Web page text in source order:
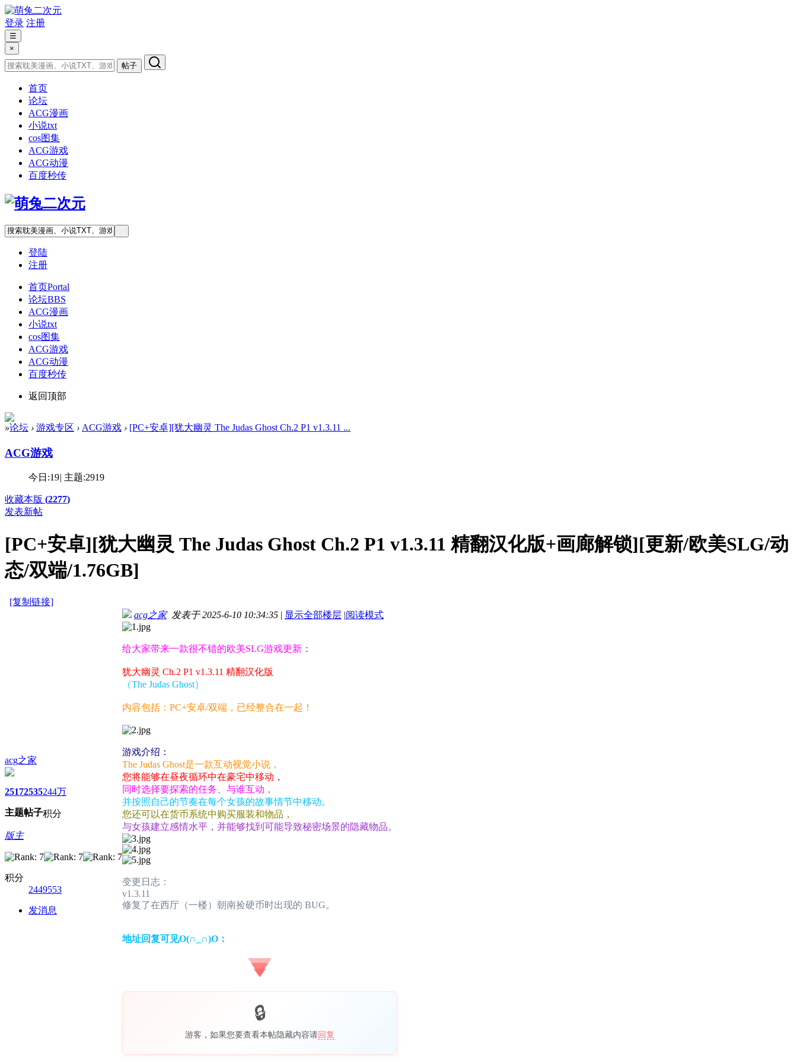
登录 注册
☰
×
帖子
首页
论坛
ACG漫画
小说txt
cos图集
ACG游戏
ACG动漫
百度秒传
登陆
注册
首页Portal
论坛BBS
ACG漫画
小说txt
cos图集
ACG游戏
ACG动漫
百度秒传
返回顶部
»论坛 › 游戏专区 › ACG游戏 › [PC+安卓][犹大幽灵 The Judas Ghost Ch.2 P1 v1.3.11 ...
ACG游戏
今日:19| 主题:2919
收藏本版 (2277)
发表新帖
[PC+安卓][犹大幽灵 The Judas Ghost Ch.2 P1 v1.3.11 精翻汉化版+画廊解锁][更新/欧美SLG/动
态/双端/1.76GB]
[复制链接]
acg之家
2517
主题
2535
帖子
244万
积分
版主
积分
2449553
发消息
acg之家发表于 2025-6-10 10:34:35 | 显示全部楼层 |阅读模式
给大家带来一款很不错的欧美SLG游戏更新：
犹大幽灵 Ch.2 P1 v1.3.11 精翻汉化版
（The Judas Ghost）
内容包括：PC+安卓/双端，已经整合在一起！
游戏介绍：
The Judas Ghost是一款互动视觉小说，
您将能够在昼夜循环中在豪宅中移动，
同时选择要探索的任务、与谁互动，
并按照自己的节奏在每个女孩的故事情节中移动。
您还可以在货币系统中购买服装和物品，
与女孩建立感情水平，并能够找到可能导致秘密场景的隐藏物品。
变更日志：
v1.3.11
修复了在西厅（一楼）朝南捡硬币时出现的 BUG。
地址回复可见O(∩_∩)O：
游客，如果您要查看本帖隐藏内容请回复